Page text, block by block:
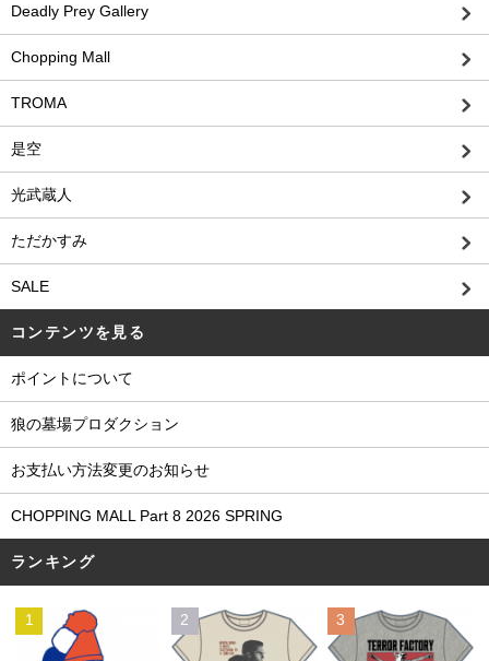
Deadly Prey Gallery
Chopping Mall
TROMA
是空
光武蔵人
ただかすみ
SALE
コンテンツを見る
ポイントについて
狼の墓場プロダクション
お支払い方法変更のお知らせ
CHOPPING MALL Part 8 2026 SPRING
ランキング
1 2 3